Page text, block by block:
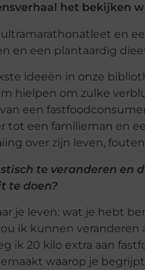
het bekijken
en
en een plantaardig
ideeën in onze
hielpen om zulke
een
een familieman en
over zijn leven,
te veranderen
te doen?
je leven: wat je hebt
ik kunnen
ik 20 kilo extra aan
waarop je